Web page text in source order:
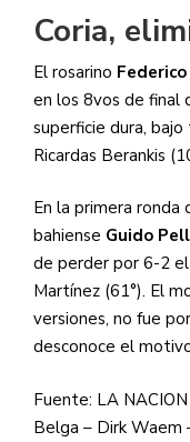
Coria,
El rosarino Federico
en los 8vos de final
superficie dura,
Ricardas Berankis
En la primera ronda
bahiense Guido
de perder por 6-2
Martínez (61°). El
versiones, no fue
desconoce el
Fuente: LA
Belga – Dirk Waem